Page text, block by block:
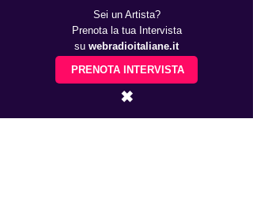
Sei un Artista?
Prenota la tua Intervista
su webradioitaliane.it
PRENOTA INTERVISTA
✖